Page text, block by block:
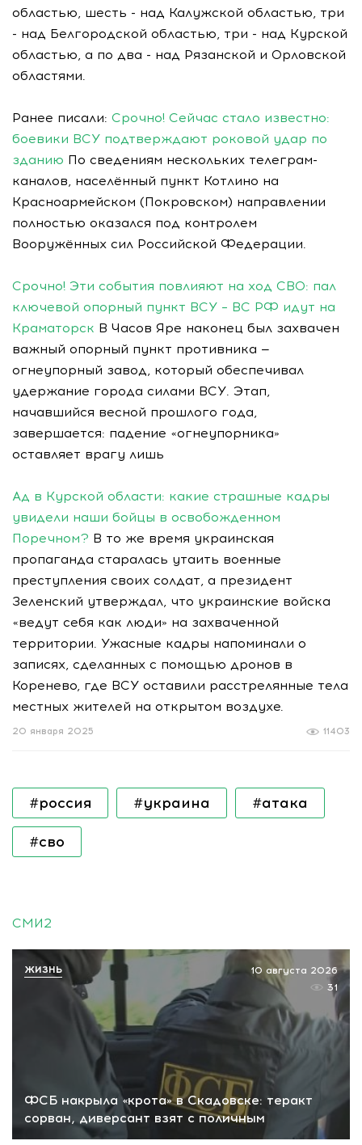
областью, шесть - над Калужской областью, три
- над Белгородской областью, три - над Курской
областью, а по два - над Рязанской и Орловской
областями.
Ранее писали: Срочно! Сейчас стало известно:
боевики ВСУ подтверждают роковой удар по
зданию По сведениям нескольких телеграм-
каналов, населённый пункт Котлино на
Красноармейском (Покровском) направлении
полностью оказался под контролем
Вооружённых сил Российской Федерации.
Срочно! Эти события повлияют на ход СВО: пал
ключевой опорный пункт ВСУ – ВС РФ идут на
Краматорск В Часов Яре наконец был захвачен
важный опорный пункт противника —
огнеупорный завод, который обеспечивал
удержание города силами ВСУ. Этап,
начавшийся весной прошлого года,
завершается: падение «огнеупорника»
оставляет врагу лишь
Ад в Курской области: какие страшные кадры
увидели наши бойцы в освобожденном
Поречном? В то же время украинская
пропаганда старалась утаить военные
преступления своих солдат, а президент
Зеленский утверждал, что украинские войска
«ведут себя как люди» на захваченной
территории. Ужасные кадры напоминали о
записях, сделанных с помощью дронов в
Коренево, где ВСУ оставили расстрелянные тела
местных жителей на открытом воздухе.
11403
20 января 2025
#россия #украина #атака
#сво
СМИ2
ФСБ накрыла «крота» в Скадовске: теракт
сорван, диверсант взят с поличным
10 августа 2026
31
ЖИЗНЬ